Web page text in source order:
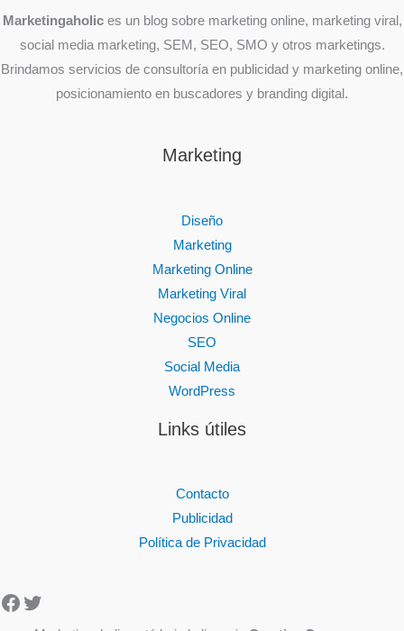
Marketingaholices un blog sobre marketing online, marketing viral,
social media marketing, SEM, SEO, SMO y otros marketings.
Brindamos servicios de consultoría en publicidad y marketing online,
posicionamiento en buscadores y branding digital.
Marketing
Diseño
Marketing
Marketing Online
Marketing Viral
Negocios Online
SEO
Social Media
WordPress
Links útiles
Contacto
Publicidad
Política de Privacidad
Facebook
Twitter